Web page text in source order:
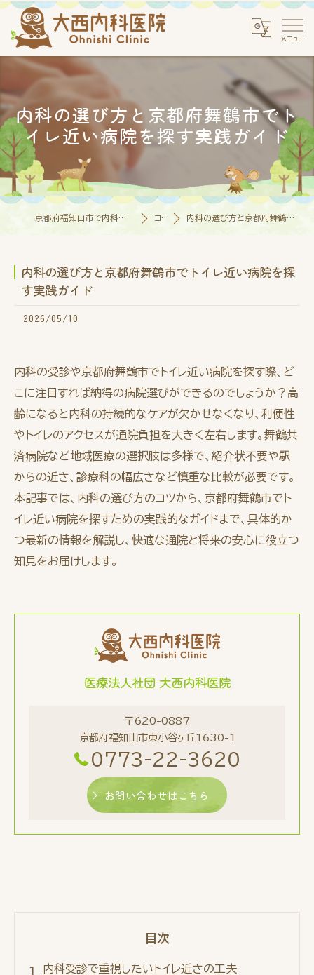
内科の選び方と京都府舞鶴市でト
イレ近い病院を探す実践ガイド
京都府福知山市で内科なら医療法人社団大西内科医院 コラム 内科の選び方と京都府舞鶴市でトイレ近い病院を探す実践ガイド
内科の選び方と京都府舞鶴市でトイレ近い病院を探
す実践ガイド
2026/05/10
内科の受診や京都府舞鶴市でトイレ近い病院を探す際、ど
こに注目すれば納得の病院選びができるのでしょうか？高
齢になると内科の持続的なケアが欠かせなくなり、利便性
やトイレのアクセスが通院負担を大きく左右します。舞鶴共
済病院など地域医療の選択肢は多様で、紹介状不要や駅
からの近さ、診療科の幅広さなど慎重な比較が必要です。
本記事では、内科の選び方のコツから、京都府舞鶴市でト
イレ近い病院を探すための実践的なガイドまで、具体的か
つ最新の情報を解説し、快適な通院と将来の安心に役立つ
知見をお届けします。
医療法人社団 大西内科医院
〒620-0887
京都府福知山市東小谷ヶ丘1630-1
0773-22-3620
お問い合わせはこちら
目次
内科受診で重視したいトイレ近さの工夫